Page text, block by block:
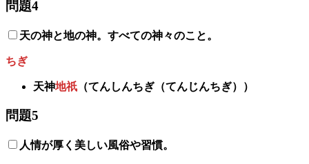
問題4
天の神と地の神。すべての神々のこと。
ちぎ
天神地祇 （てんしんちぎ（てんじんちぎ））
問題5
人情が厚く美しい風俗や習慣。